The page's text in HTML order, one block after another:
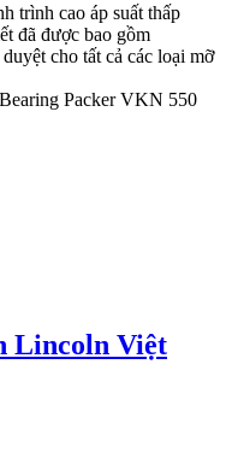
trình cao áp suất thấp
đã được bao gồm
cho tất cả các loại mỡ
Packer VKN 550
Lincoln Việt